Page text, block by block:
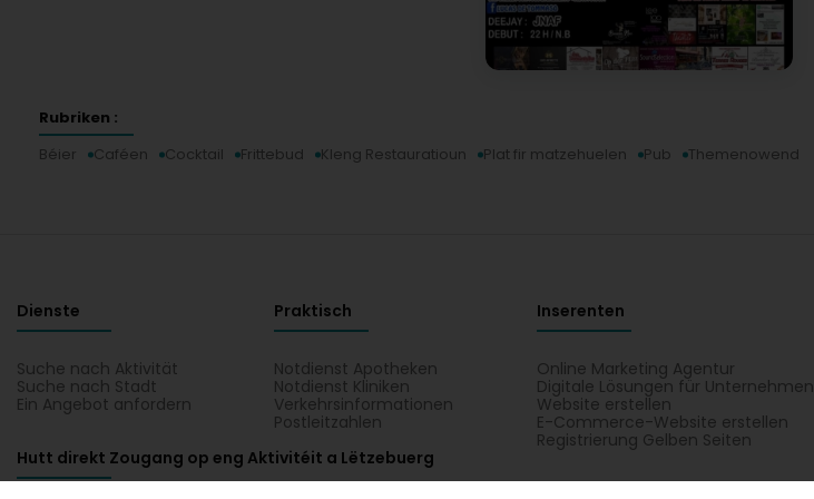
Rubriken :
Béier
Caféen Cocktail Frittebud Kleng Restauratioun Plat fir matzehuelen Pub Themenowend
Dienste
Suche nach Aktivität
Suche nach Stadt
Ein Angebot anfordern
Praktisch
Notdienst Apotheken
Notdienst Kliniken
Verkehrsinformationen
Postleitzahlen
Inserenten
Online Marketing Agentur
Digitale Lösungen für Unternehmen
Website erstellen
E-Commerce-Website erstellen
Registrierung Gelben Seiten
Hutt direkt Zougang op eng Aktivitéit a Lëtzebuerg